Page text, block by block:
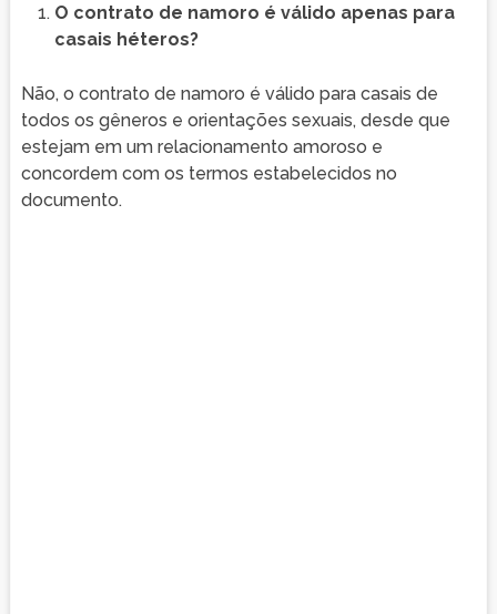
O contrato de namoro é válido apenas para
casais héteros?
Não, o contrato de namoro é válido para casais de
todos os gêneros e orientações sexuais, desde que
estejam em um relacionamento amoroso e
concordem com os termos estabelecidos no
documento.